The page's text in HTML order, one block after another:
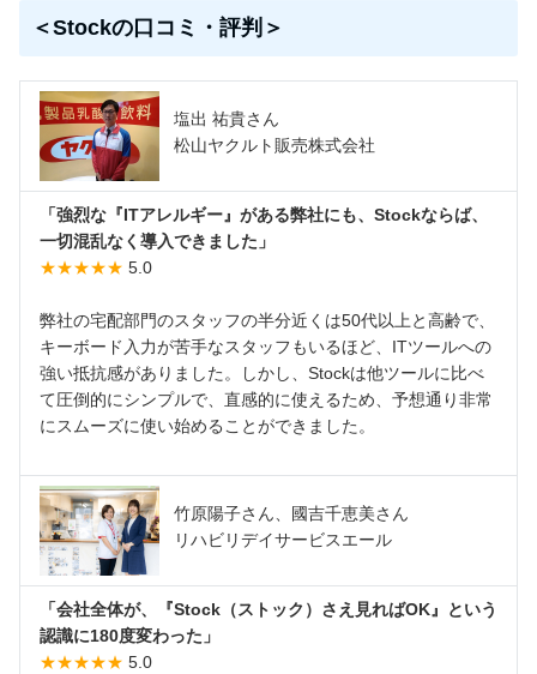
＜Stockの口コミ・評判＞
塩出 祐貴さん
松山ヤクルト販売株式会社
「強烈な『ITアレルギー』がある弊社にも、Stockならば、
一切混乱なく導入できました」
★★★★★ 5.0
弊社の宅配部門のスタッフの半分近くは50代以上と高齢で、
キーボード入力が苦手なスタッフもいるほど、ITツールへの
強い抵抗感がありました。しかし、Stockは他ツールに比べ
て圧倒的にシンプルで、直感的に使えるため、予想通り非常
にスムーズに使い始めることができました。
竹原陽子さん、國吉千恵美さん
リハビリデイサービスエール
「会社全体が、『Stock（ストック）さえ見ればOK』という
認識に180度変わった」
★★★★★ 5.0